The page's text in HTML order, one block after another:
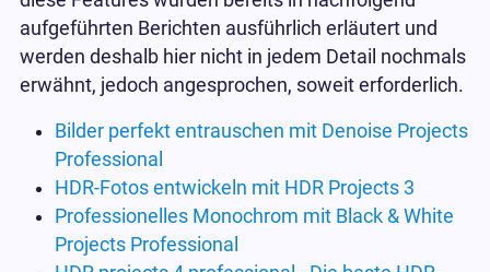
aufgeführten Berichten ausführlich erläutert und
werden deshalb hier nicht in jedem Detail nochmals
erwähnt, jedoch angesprochen, soweit erforderlich.
Bilder perfekt entrauschen mit Denoise Projects
Professional
HDR-Fotos entwickeln mit HDR Projects 3
Professionelles Monochrom mit Black & White
Projects Professional